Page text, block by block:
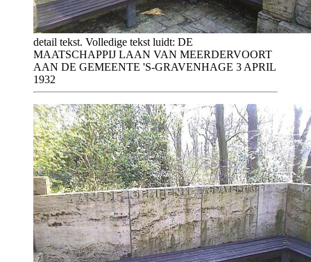
detail tekst. Volledige tekst luidt: DE
MAATSCHAPPIJ LAAN VAN MEERDERVOORT
AAN DE GEMEENTE 'S-GRAVENHAGE 3 APRIL
1932